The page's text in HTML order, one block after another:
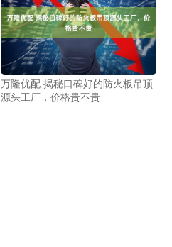
万隆优配 揭秘口碑好的防火板吊顶
源头工厂，价格贵不贵